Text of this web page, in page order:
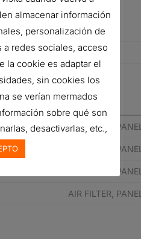
BML90B
Descripción
AIR FILTER, PANEL
AIR FILTER, PANEL
AIR FILTER, PANEL
AIR FILTER, PANEL
almacenar información
personalización de
redes sociales, acceso
la cookie es adaptar el
sin cookies los
se verían mermados
sobre qué son
desactivarlas, etc.,